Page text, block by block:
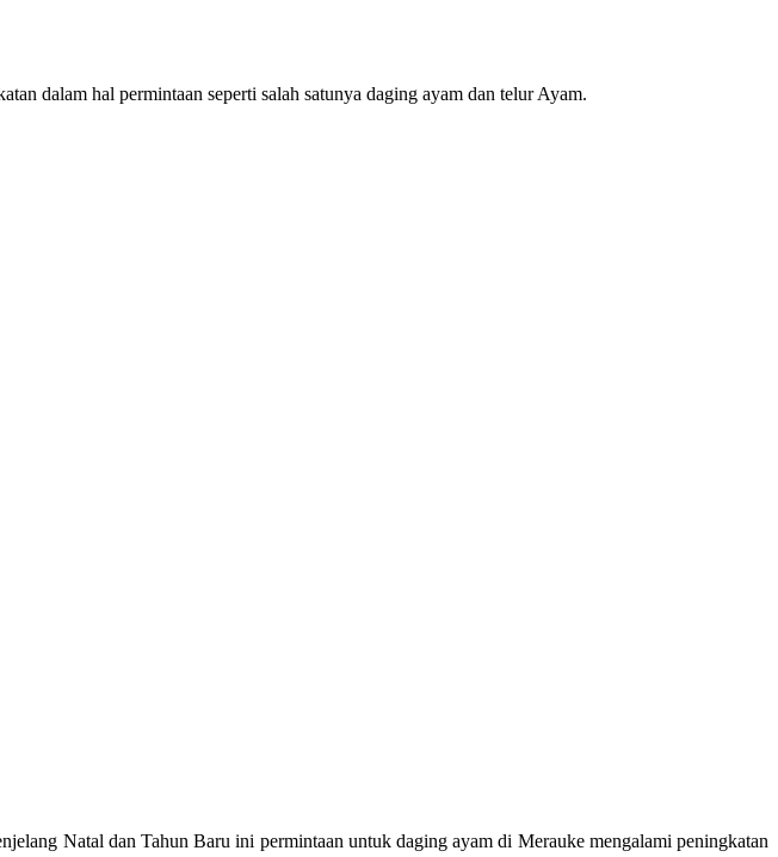
dalam hal permintaan seperti salah satunya daging ayam dan telur Ayam.
Natal dan Tahun Baru ini permintaan untuk daging ayam di Merauke mengalami peningkatan